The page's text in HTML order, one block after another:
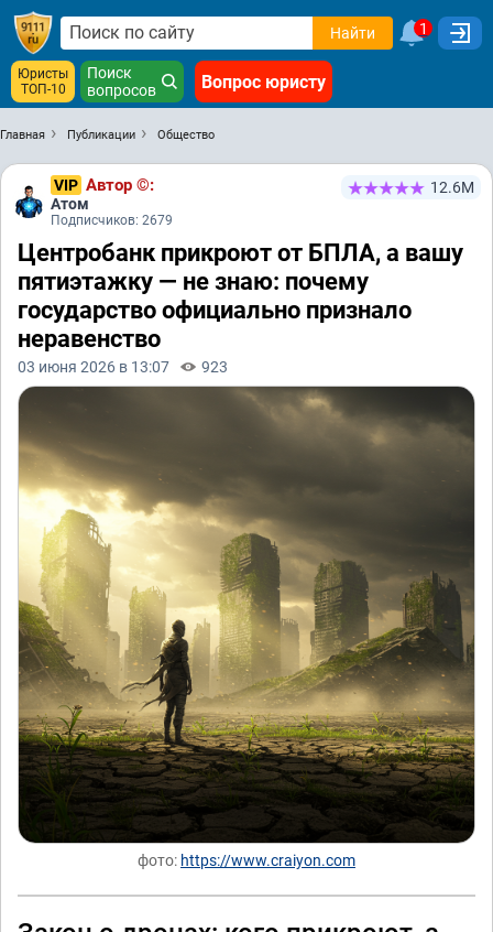
Найти 1
Юристы
ТОП-10
Поиск
вопросов
Вопрос юристу
Главная Публикации Общество
VIP Автор ©:
Атом
Подписчиков: 2679
12.6М
Центробанк прикроют от БПЛА, а вашу
пятиэтажку — не знаю: почему
государство официально признало
неравенство
03 июня 2026 в 13:07 923
фото: https://www.craiyon.com